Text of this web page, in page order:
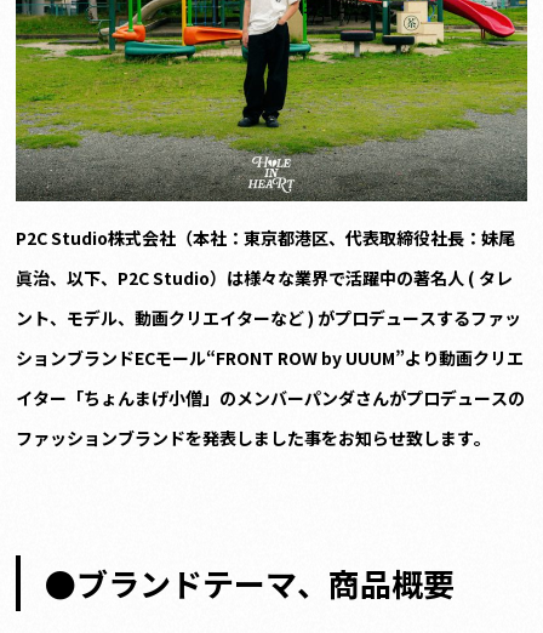
P2C Studio株式会社（本社：東京都港区、代表取締役社長：妹尾
眞治、以下、P2C Studio）は様々な業界で活躍中の著名人 ( タレ
ント、モデル、動画クリエイターなど ) がプロデュースするファッ
ションブランドECモール“FRONT ROW by UUUM”より動画クリエ
イター 「ちょんまげ小僧」のメンバーパンダさんがプロデュースの
ファッションブランドを発表しました事をお知らせ致します。
●ブランドテーマ、商品概要